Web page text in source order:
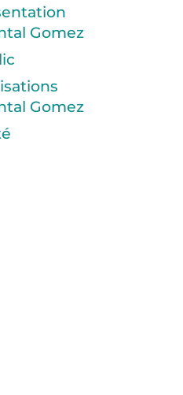
Gomez
Gomez